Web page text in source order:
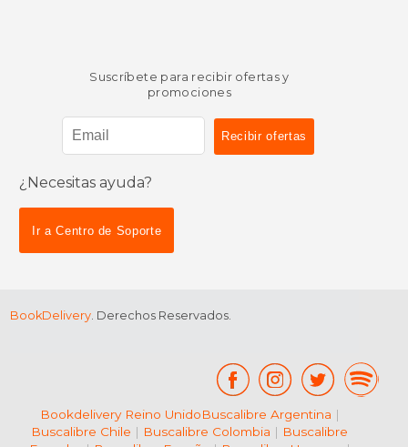
Suscríbete para recibir ofertas y
promociones
¿Necesitas ayuda?
Ir a Centro de Soporte
BookDelivery. Derechos Reservados.
Bookdelivery Reino UnidoBuscalibre Argentina |
Buscalibre Chile | Buscalibre Colombia | Buscalibre